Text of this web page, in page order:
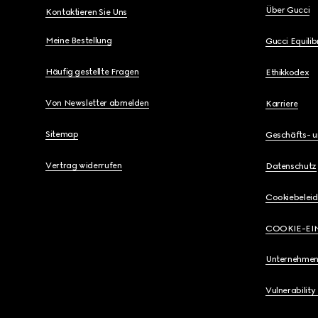
Kontaktieren Sie Uns
Meine Bestellung
Häufig gestellte Fragen
Von Newsletter abmelden
Sitemap
Vertrag widerrufen
Über Gucci
Gucci
Ethikkodex
Karriere
Geschäfts-
Datenschutz
Cookiebeleid
COOKIE-
Vulnerability